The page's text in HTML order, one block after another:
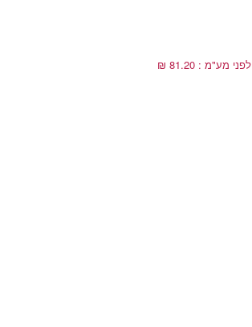
לפני מע"מ : 81.20 ₪